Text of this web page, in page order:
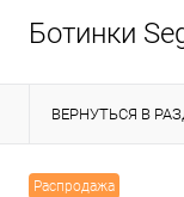
Ботинки
ВЕРНУТЬСЯ В
Распродажа